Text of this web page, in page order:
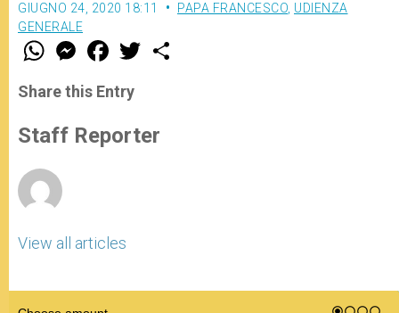
GIUGNO 24, 2020 18:11 PAPA FRANCESCO UDIENZA
GENERALE
W
t
s
p
p
M
e
s
e
g
e
F
a
e
b
o
k
w
r
Share this Entry
Staff Reporter
View all articles